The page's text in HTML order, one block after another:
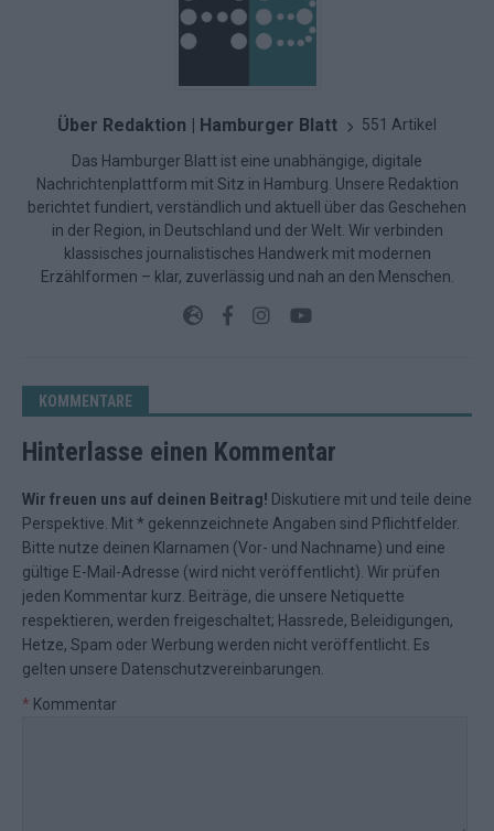
Über Redaktion | Hamburger Blatt 551 Artikel
Das Hamburger Blatt ist eine unabhängige, digitale
Nachrichtenplattform mit Sitz in Hamburg. Unsere Redaktion
berichtet fundiert, verständlich und aktuell über das Geschehen
in der Region, in Deutschland und der Welt. Wir verbinden
klassisches journalistisches Handwerk mit modernen
Erzählformen – klar, zuverlässig und nah an den Menschen.
KOMMENTARE
Hinterlasse einen Kommentar
Wir freuen uns auf deinen Beitrag! Diskutiere mit und teile deine
Perspektive. Mit * gekennzeichnete Angaben sind Pflichtfelder.
Bitte nutze deinen Klarnamen (Vor- und Nachname) und eine
gültige E-Mail-Adresse (wird nicht veröffentlicht). Wir prüfen
jeden Kommentar kurz. Beiträge, die unsere Netiquette
respektieren, werden freigeschaltet; Hassrede, Beleidigungen,
Hetze, Spam oder Werbung werden nicht veröffentlicht. Es
gelten unsere Datenschutzvereinbarungen
* Kommentar